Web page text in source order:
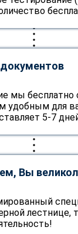
мы бесплатно
для
5-7
Вы
лестнице,